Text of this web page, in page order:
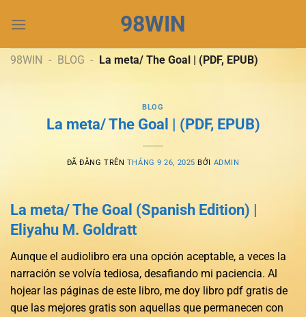
đến
dung
98WIN
98WIN - BLOG - La meta/ The Goal | (PDF, EPUB)
BLOG
La meta/ The Goal | (PDF, EPUB)
ĐÃ ĐĂNG TRÊN THÁNG 9 26, 2025 BỞI ADMIN
La meta/ The Goal (Spanish Edition) |
Eliyahu M. Goldratt
Aunque el audiolibro era una opción aceptable, a veces la
narración se volvía tediosa, desafiando mi paciencia. Al
hojear las páginas de este libro, me doy libro pdf gratis de
que las mejores gratis son aquellas que permanecen con